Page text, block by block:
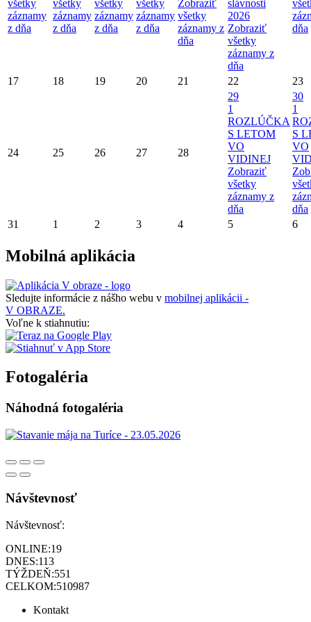
všetky
záznamy
z dňa
všetky
záznamy
z dňa
všetky
záznamy
z dňa
všetky
záznamy
z dňa
Zobraziť
všetky
záznamy z
dňa
slávnosti
2026
Zobraziť
všetky
záznamy z
dňa
dňa
17 18 19 20 21 22 23
24 25 26 27 28
29
1
ROZLÚČKA
S LETOM
VO
VIDINEJ
Zobraziť
všetky
záznamy z
dňa
30
1
S
VO
dňa
31
1 2 3 4 5 6
Mobilná aplikácia
Sledujte informácie z nášho webu v mobilnej aplikácii -
V OBRAZE.
Voľne k stiahnutiu:
Fotogaléria
Náhodná fotogaléria
Návštevnosť
Návštevnosť:
ONLINE:19
DNES:113
TÝŽDEŇ:551
CELKOM:510987
Kontakt